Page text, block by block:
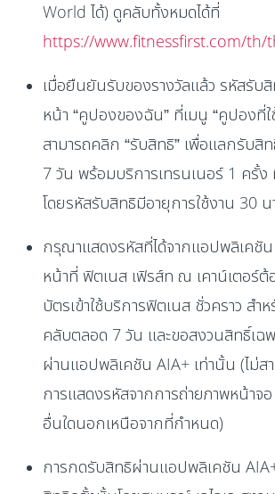
World ได้) ดูคลับทั้งหมดได้ที่
https://www.fitnessfirst.com/th/
เมื่อยืนยันรับของรางวัลแล้ว รหัสรับสิ
หน้า “คูปองของฉัน” ที่เมนู “คูปองที่ใ
สามารถคลิก “รับสิทธิ” เพื่อแลกรับสิท
7 วัน พร้อมบริการเทรนเนอร์ 1 ครั้ง
โดยรหัสรับสิทธิมีอายุการใช้งาน 30
กรุณาแสดงรหัสที่ได้จากแอปพลิเคชัน
หน้าที่ ฟิตเนส เฟิรส์ท ณ เคาน์เตอร์
บัตรเข้าใช้บริการฟิตเนส ชั่วคราว สำห
คลับตลอด 7 วัน และขอสงวนสิทธิ์เฉ
ผ่านแอปพลิเคชัน AIA+ เท่านั้น (ไม่ส
การแสดงรหัสจากการถ่ายภาพหน้าจ
อื่นใดนอกเหนือจากที่กำหนด)
การกดรับสิทธิผ่านแอปพลิเคชัน AIA+